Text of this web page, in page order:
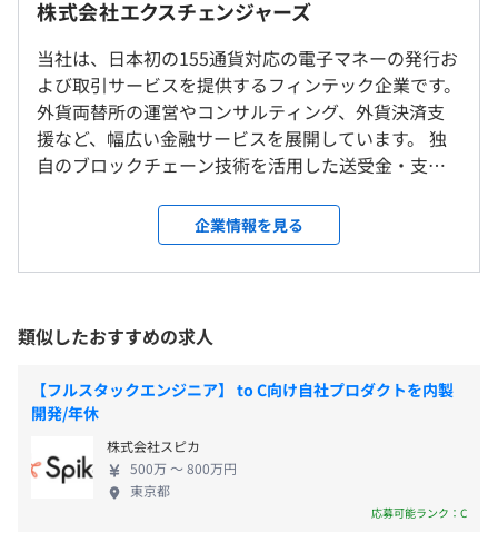
・OS：MacOS、バックエンドはサーバレス
・DB・ツール等：Firestore、Git、Chatwork、Discord、
Notion
・クラウド：GCP（Firebaseがメイン）
・働き方：フルリモート
■自社アプリのコンビニチャージ機能の開発
・担当工程：要件定義、基本設計、詳細設計、実装、テス
ト、運用／保守、統計情報の収集・データ分析
・FW：BLoCパターン、クリーンアーキテクチャ
・DB・ツール等：Firestore、Git、Chatwork、Discord、
Notion
・クラウド：GCP（Firebaseがメイン）
・働き方：リモートと出社（週1）
■BigQueryを用いたデータ分析プロジェクト
■基本リモートですが、大阪／東京の方のみ週1〜2回ほ
ど出社があります。
■フルリモート制度あり：実際に福岡からフルリモートで
働いているケースがあります。
リモートとオフィス勤務のどちらか、生産性が最も高まる
推奨しており、業務内容や状況に応じて最適な環境での勤
＜雇入時＞
＜変更範囲＞
会社の定める場所（テレワークをおこなう場所を含む）
受動喫煙防止措置に関する事項
■リーダークラス
月給45万円〜60万円+各種手当+インセンティブ
■エンジニアクラス
月給35万円〜45万円+各種手当+インセンティブ
※月給には固定残業手当が含まれます。
想定年収は年収提示額を保証するものではありません）
株式会社エクスチェンジャーズ
当社は、日本初の155通貨対応の電子マネーの発行お
よび取引サービスを提供するフィンテック企業です。
外貨両替所の運営やコンサルティング、外貨決済支
援など、幅広い金融サービスを展開しています。 独
自のブロックチェーン技術を活用した送受金・支払
開発・運用。世界中のユーザーが手数料なしで残高
を送受金できるほか、金・銀・プラチナ・ダイヤモ
ンドなどの貴金属も手軽に売買できる、世界初のサ
に支持されています。さらに、Pontaポイントとの連
携により、決済機能の強化も進めています。 当社が
皆さんに提供できるのは、エンジニア全員がリモー
ト活用&フレックス制度の自由な働き方、要件抽出や
技術選定など最上流フェーズから関われる環境、少
数精鋭のスペシャリストが集う現場、技術革新への
惜しみない投資、そして企画から運用まで幅広い業
務に関わりながら、自らの手でプロダクトを生み出
企業情報を見る
類似したおすすめの求人
【フルスタックエンジニア】 to C向け自社プロダクトを内製
開発/年休
株式会社スピカ
500万 〜 800万円
東京都
応募可能ランク：C